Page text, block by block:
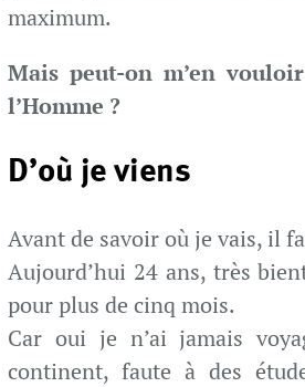
maximum.
Mais peut-on m’en
l’Homme ?
D’où je viens
Avant de savoir où je vais, il
Aujourd’hui 24 ans, très
pour plus de cinq mois.
Car oui je n’ai jamais
continent, faute à des